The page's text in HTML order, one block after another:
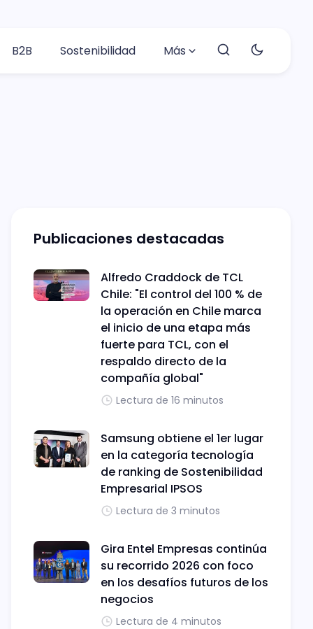
B2B Sostenibilidad Más
Publicaciones destacadas
Alfredo Craddock de TCL
Chile: "El control del 100 % de
la operación en Chile marca
el inicio de una etapa más
fuerte para TCL, con el
respaldo directo de la
compañía global"
Lectura de 16 minutos
Samsung obtiene el 1er lugar
en la categoría tecnología
de ranking de Sostenibilidad
Empresarial IPSOS
Lectura de 3 minutos
Gira Entel Empresas continúa
su recorrido 2026 con foco
en los desafíos futuros de los
negocios
Lectura de 4 minutos